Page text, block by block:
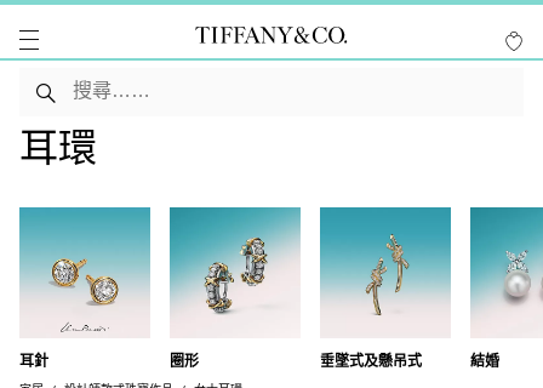
耳環
耳針 圈形 垂墜式及懸吊式 結婚